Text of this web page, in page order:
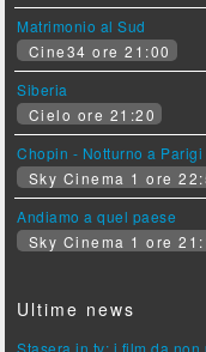
Matrimonio al Sud
Cine34 ore 21:00
Siberia
Cielo ore 21:20
Chopin - Notturno a Parigi
Sky Cinema 1 ore
Andiamo a quel paese
Sky Cinema 1 ore
Ultime news